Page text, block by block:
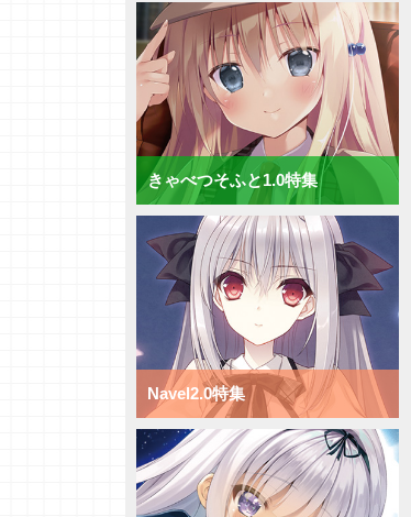
勝負を決めろ！ ネクストン
4.0 ミックス花単デッキ
【デッキ紹介】２種類の新エリア
を使い分けろ！ ネクストン4.0
ミックス月単デッキ
【デッキ紹介】[T]能力を活かし
て、バトルを制せ！ ネクストン
4.0 ミックス雪単デッキ
【研究員イチオシカード紹介
Vol.70】ニトロオリジン1.0【初
心者向け】
【研究員イチオシカード紹介
Vol.69】ニトロオリジン1.0【初
心者向け】
【研究員イチオシカード紹介
Vol.68】ニトロオリジン1.0【初
心者向け】
【研究員イチオシカード紹介
Vol.67】ニトロオリジン1.0【初
心者向け】
【研究員イチオシカード紹介
Vol.66】ニトロオリジン1.0【初
心者向け】
【デッキ紹介】小型キャラを全体
きゃべつそふと1.0特集
Navel2.0特集